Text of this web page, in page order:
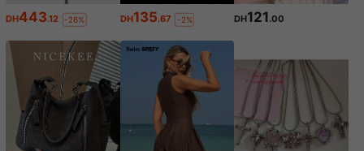
DH443.12 -26% DH135.67 -2% DH121.00